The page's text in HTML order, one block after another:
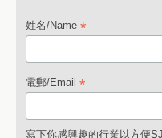
姓名/Name*
電郵/Email*
寫下你感興趣的行業以方便